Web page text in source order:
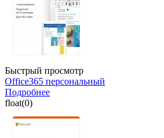
Быстрый просмотр
Office365 персональный
Подробнее
float(0)